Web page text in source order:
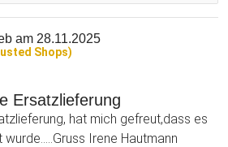
am 28.11.2025
Shops)
Ersatzlieferung
hat mich gefreut,dass es
Irene Hautmann